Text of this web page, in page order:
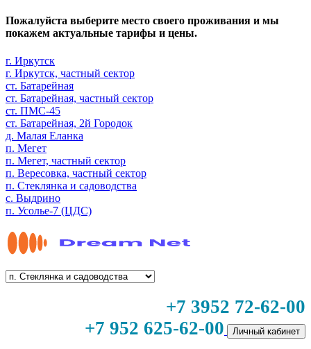
Пожалуйста выберите место своего проживания и мы
покажем актуальные тарифы и цены.
г. Иркутск
г. Иркутск, частный сектор
ст. Батарейная
ст. Батарейная, частный сектор
ст. ПМС-45
ст. Батарейная, 2й Городок
д. Малая Еланка
п. Мегет
п. Мегет, частный сектор
п. Вересовка, частный сектор
п. Стеклянка и садоводства
с. Выдрино
п. Усолье-7 (ЦДС)
+7 3952 72-62-00
+7 952 625-62-00
Личный кабинет